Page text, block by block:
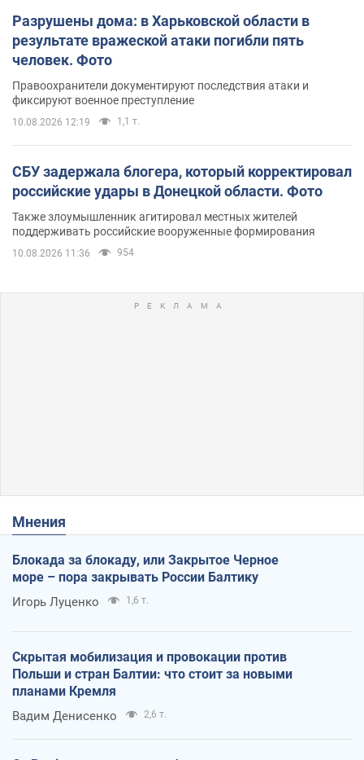
Разрушены дома: в Харьковской области в
результате вражеской атаки погибли пять
человек. Фото
Правоохранители документируют последствия атаки и
фиксируют военное преступление
10.08.2026 12:19 1,1 т.
СБУ задержала блогера, который корректировал
российские удары в Донецкой области. Фото
Также злоумышленник агитировал местных жителей
поддерживать российские вооруженные формирования
10.08.2026 11:36 954
Мнения
Блокада за блокаду, или Закрытое Черное
море – пора закрывать России Балтику
Игорь Луценко 1,6 т.
Скрытая мобилизация и провокации против
Польши и стран Балтии: что стоит за новыми
планами Кремля
Вадим Денисенко 2,6 т.